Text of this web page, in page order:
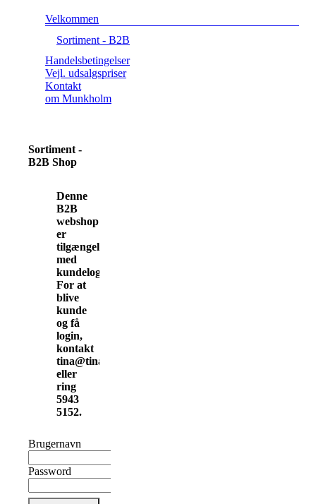
Velkommen
Sortiment - B2B
Handelsbetingelser
Vejl. udsalgspriser
Kontakt
om Munkholm
Sortiment -
B2B Shop
Denne
B2B
webshop
er
tilgængelig
med
kundelogin.
For at
blive
kunde
og få
login,
kontakt
tina@tinamunkholm.dk
eller
ring
5943
5152.
Brugernavn
Password